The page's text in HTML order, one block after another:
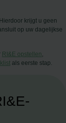
krijgt u geen
op uw dagelijkse
RI&E opstellen,
als eerste stap.